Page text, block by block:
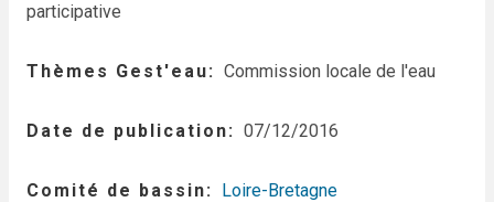
participative
Thèmes Gest'eau Commission locale de l'eau
Date de publication 07/12/2016
Comité de bassin Loire-Bretagne